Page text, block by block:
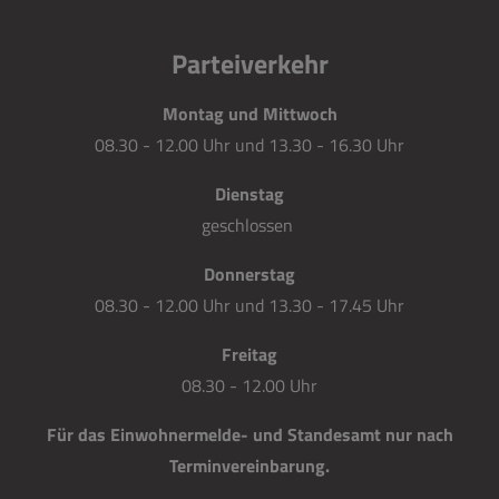
Parteiverkehr
Montag und Mittwoch
08.30 - 12.00 Uhr und 13.30 - 16.30 Uhr
Dienstag
geschlossen
Donnerstag
08.30 - 12.00 Uhr und 13.30 - 17.45 Uhr
Freitag
08.30 - 12.00 Uhr
Für das Einwohnermelde- und Standesamt nur nach
Terminvereinbarung.